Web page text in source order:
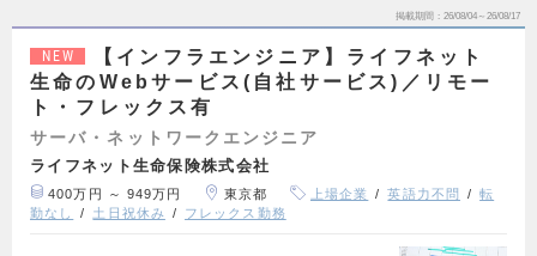
掲載期間 26/08/04～26/08/17
NEW
【インフラエンジニア】ライフネット
生命のWebサービス(自社サービス)／リモー
ト・フレックス有
サーバ・ネットワークエンジニア
ライフネット生命保険株式会社
400万円 ～ 949万円 東京都 上場企業 英語力不問
転
勤なし
土日祝休み フレックス勤務